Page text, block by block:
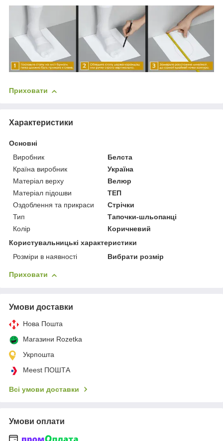
Приховати
Характеристики
Основні
Виробник
Белста
Країна виробник
Україна
Матеріал верху
Велюр
Матеріал підошви
ТЕП
Оздоблення та прикраси
Стрічки
Тип
Тапочки-шльопанці
Колір
Коричневий
Користувальницькі характеристики
Розміри в наявності
Вибрати розмір
Приховати
Умови доставки
Нова Пошта
Магазини Rozetka
Укрпошта
Meest ПОШТА
Всі умови доставки
Умови оплати